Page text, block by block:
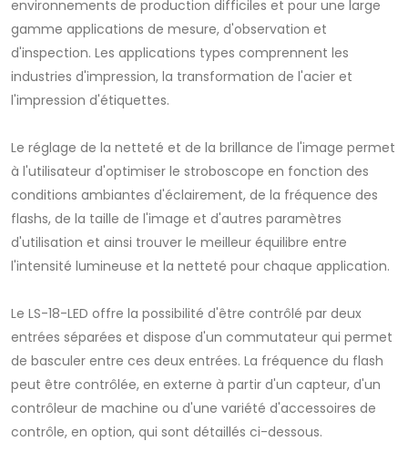
environnements de production difficiles et pour une large
gamme applications de mesure, d'observation et
d'inspection. Les applications types comprennent les
industries d'impression, la transformation de l'acier et
l'impression d'étiquettes.
Le réglage de la netteté et de la brillance de l'image permet
à l'utilisateur d'optimiser le stroboscope en fonction des
conditions ambiantes d'éclairement, de la fréquence des
flashs, de la taille de l'image et d'autres paramètres
d'utilisation et ainsi trouver le meilleur équilibre entre
l'intensité lumineuse et la netteté pour chaque application.
Le LS-18-LED offre la possibilité d'être contrôlé par deux
entrées séparées et dispose d'un commutateur qui permet
de basculer entre ces deux entrées. La fréquence du flash
peut être contrôlée, en externe à partir d'un capteur, d'un
contrôleur de machine ou d'une variété d'accessoires de
contrôle, en option, qui sont détaillés ci-dessous.